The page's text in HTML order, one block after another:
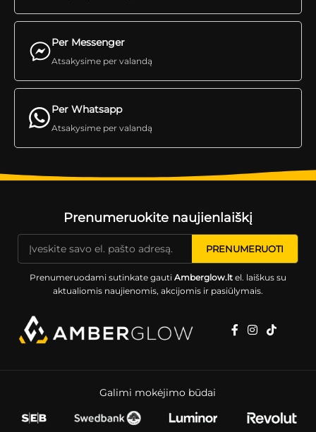
Per Messenger
Atsakysime per valandą
Per Whatsapp
Atsakysime per valandą
Prenumeruokite naujienlaiškį
Prenumeruodami sutinkate gauti Amberglow.ltel. laiškus su
aktualiomis naujienomis, akcijomis ir pasiūlymais.
Galimi mokėjimo būdai